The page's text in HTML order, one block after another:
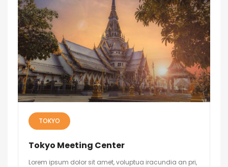
TOKYO
Tokyo Meeting Center
Lorem ipsum dolor sit amet, voluptua iracundia an pri,